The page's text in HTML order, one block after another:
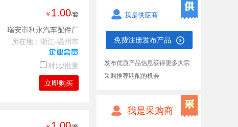
￥ 1.00/套
瑞安市利永汽车配件厂
所在地：浙江-温州市
对比/批量
立即购买
我是供应商
免费注册发布产品
发布优质产品信息获得更多大宗
采购推荐匹配的机会
我是采购商